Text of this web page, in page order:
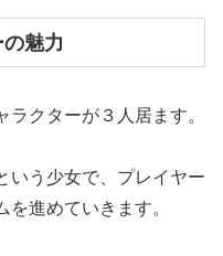
魅力
クターが３人居ます。
いう少女で、プレイヤー
進めていきます。